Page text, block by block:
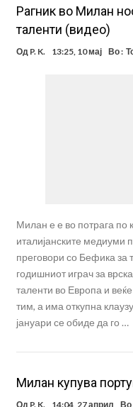
Рагник во Милан
таленти (видео)
Од P. K. 13:25, 10 мај Во :
Милан е е во потрага по
италијанските медиуми
преговори со Бефика
годишниот играч за
таленти во Европа и
тим, а има откупна
јануари се обиде да го …
Милан купува
Од P. K. 14:04, 27 април Во